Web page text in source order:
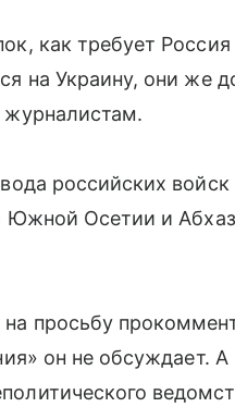
как требует
на Украину, они же
журналистам.
российских
Южной Осетии и
просьбу
он не обсуждает. А